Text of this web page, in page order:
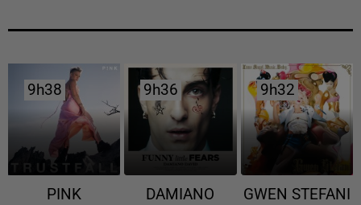
9h38
9h38
PINK
9h36
9h36
DAMIANO
9h32
9h32
GWEN STEFANI